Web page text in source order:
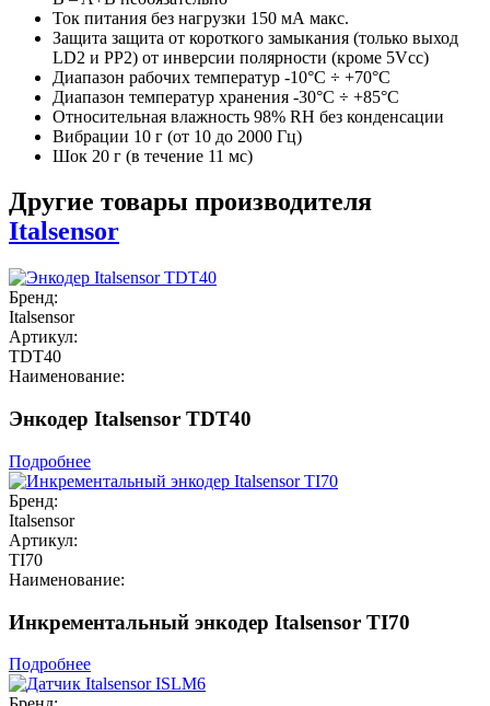
Ток питания без нагрузки 150 мА макс.
Защита защита от короткого замыкания (только выход
LD2 и PP2) от инверсии полярности (кроме 5Vcc)
Диапазон рабочих температур -10°C ÷ +70°C
Диапазон температур хранения -30°C ÷ +85°C
Относительная влажность 98% RH без конденсации
Вибрации 10 г (от 10 до 2000 Гц)
Шок 20 г (в течение 11 мс)
Другие товары производителя
Italsensor
Бренд:
Italsensor
Артикул:
TDT40
Наименование:
Энкодер Italsensor TDT40
Подробнее
Бренд:
Italsensor
Артикул:
TI70
Наименование:
Инкрементальный энкодер Italsensor TI70
Подробнее